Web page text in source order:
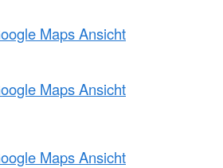
Maps Ansicht
Maps Ansicht
Maps Ansicht